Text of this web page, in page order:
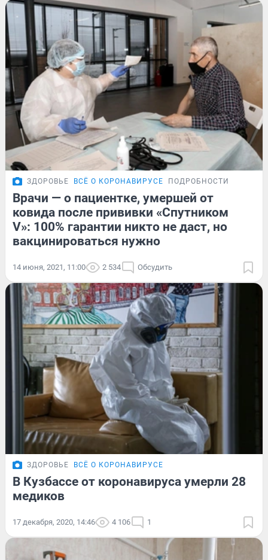
ЗДОРОВЬЕ ВСЁ О КОРОНАВИРУСЕ ПОДРОБНОСТИ
Врачи — о пациентке, умершей от
ковида после прививки «Спутником
V»: 100% гарантии никто не даст, но
вакцинироваться нужно
14 июня, 2021, 11:00 2 534 Обсудить
ЗДОРОВЬЕ ВСЁ О КОРОНАВИРУСЕ
В Кузбассе от коронавируса умерли 28
медиков
17 декабря, 2020, 14:46 4 106 1